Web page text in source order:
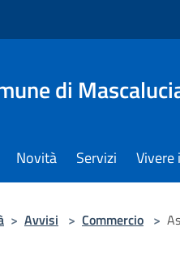
di
Novità Servizi Vivere
> Avvisi > Commercio >